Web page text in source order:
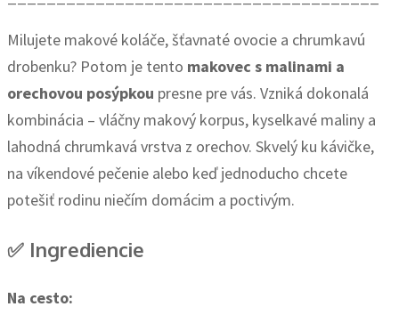
Milujete makové koláče, šťavnaté ovocie a chrumkavú
drobenku? Potom je tento makovec s malinami a
orechovou posýpkou presne pre vás. Vzniká dokonalá
kombinácia – vláčny makový korpus, kyselkavé maliny a
lahodná chrumkavá vrstva z orechov. Skvelý ku kávičke,
na víkendové pečenie alebo keď jednoducho chcete
potešiť rodinu niečím domácim a poctivým.
✅ Ingrediencie
Na cesto: